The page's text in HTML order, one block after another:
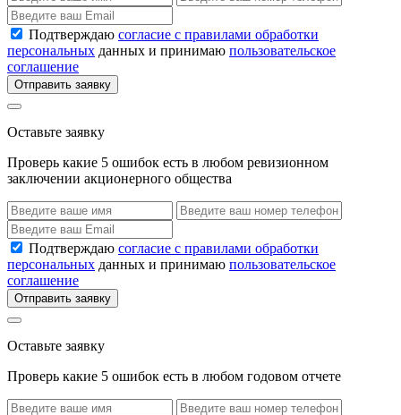
Подтверждаю согласие с правилами обработки
персональных данных и принимаю пользовательское
соглашение
Отправить заявку
Оставьте заявку
Проверь какие 5 ошибок есть в любом ревизионном
заключении акционерного общества
Подтверждаю согласие с правилами обработки
персональных данных и принимаю пользовательское
соглашение
Отправить заявку
Оставьте заявку
Проверь какие 5 ошибок есть в любом годовом отчете